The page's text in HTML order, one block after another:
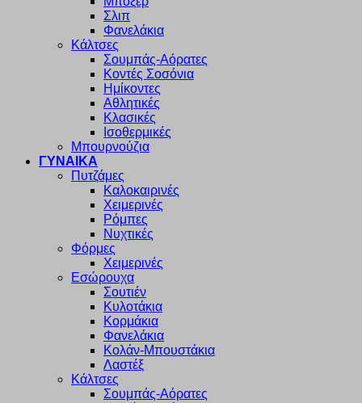
Σλιπ
Φανελάκια
Κάλτσες
Σουμπάς-Αόρατες
Κοντές Σοσόνια
Ημίκοντες
Αθλητικές
Κλασικές
Ισοθερμικές
Μπουρνούζια
ΓΥΝΑΙΚΑ
Πυτζάμες
Καλοκαιρινές
Χειμερινές
Ρόμπες
Νυχτικές
Φόρμες
Χειμερινές
Εσώρουχα
Σουτιέν
Κυλοτάκια
Κορμάκια
Φανελάκια
Κολάν-Μπουστάκια
Λαστέξ
Κάλτσες
Σουμπάς-Αόρατες